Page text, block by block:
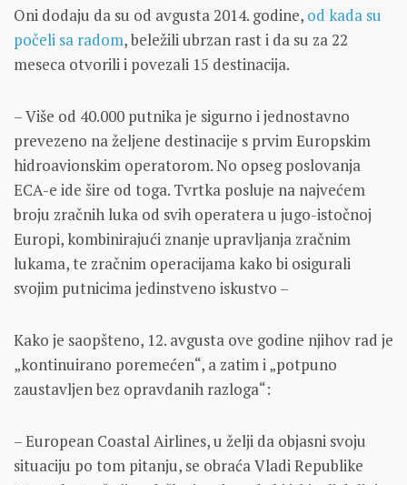
Oni dodaju da su od avgusta 2014. godine, od kada su
počeli sa radom, beležili ubrzan rast i da su za 22
meseca otvorili i povezali 15 destinacija.
– Više od 40.000 putnika je sigurno i jednostavno
prevezeno na željene destinacije s prvim Europskim
hidroavionskim operatorom. No opseg poslovanja
ECA-e ide šire od toga. Tvrtka posluje na najvećem
broju zračnih luka od svih operatera u jugo-istočnoj
Europi, kombinirajući znanje upravljanja zračnim
lukama, te zračnim operacijama kako bi osigurali
svojim putnicima jedinstveno iskustvo –
Kako je saopšteno, 12. avgusta ove godine njihov rad je
„kontinuirano poremećen“, a zatim i „potpuno
zaustavljen bez opravdanih razloga“:
– European Coastal Airlines, u želji da objasni svoju
situaciju po tom pitanju, se obraća Vladi Republike